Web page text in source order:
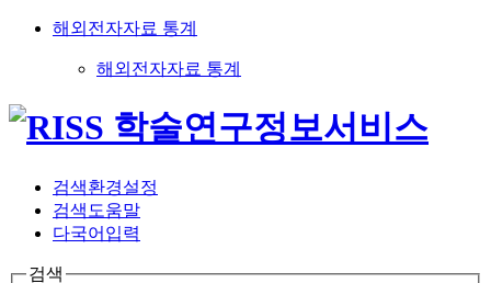
해외전자자료 통계
해외전자자료 통계
검색환경설정
검색도움말
다국어입력
검색